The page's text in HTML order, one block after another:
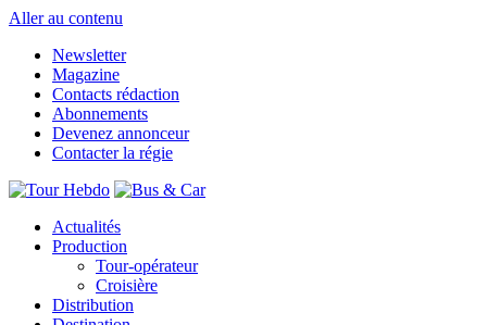
Aller au contenu
Newsletter
Magazine
Contacts rédaction
Abonnements
Devenez annonceur
Contacter la régie
Actualités
Production
Tour-opérateur
Croisière
Distribution